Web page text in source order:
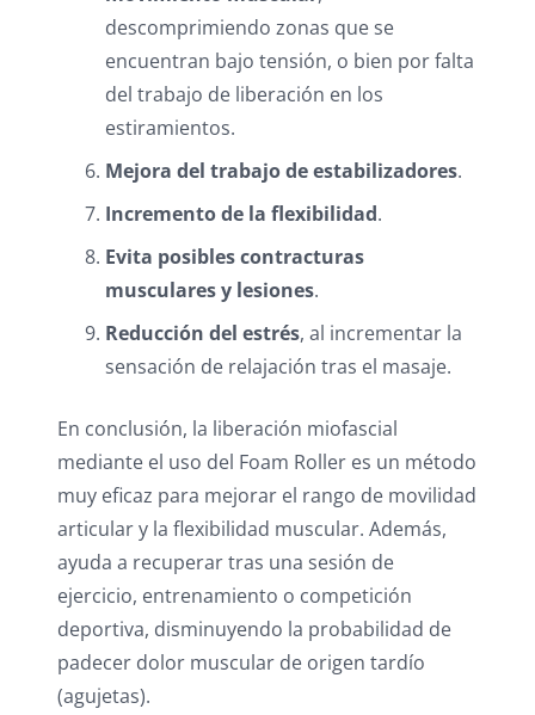
descomprimiendo zonas que se
encuentran bajo tensión, o bien por falta
del trabajo de liberación en los
estiramientos.
Mejora del trabajo de estabilizadores.
Incremento de la flexibilidad.
Evita posibles contracturas
musculares y lesiones.
Reducción del estrés, al incrementar la
sensación de relajación tras el masaje.
En conclusión, la liberación miofascial
mediante el uso del Foam Roller es un método
muy eficaz para mejorar el rango de movilidad
articular y la flexibilidad muscular. Además,
ayuda a recuperar tras una sesión de
ejercicio, entrenamiento o competición
deportiva, disminuyendo la probabilidad de
padecer dolor muscular de origen tardío
(agujetas).